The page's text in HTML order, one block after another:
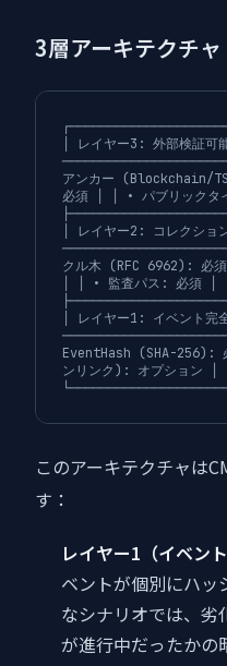
3層アーキテクチャ
│ レイヤー3: 外部検証可
アンカー (Blockchain/
必須 │ │ • パブリックタ
│ レイヤー2: コレクショ
クル木 (RFC 6962): 必
│ │ • 監査パス: 必須 │
│ レイヤー1: イベント完
EventHash (SHA-256):
ンリンク): オプション │
このアーキテクチャは
す：
レイヤー1（イベン
ベントが個別にハッ
なシナリオでは、劣
が進行中だったかの